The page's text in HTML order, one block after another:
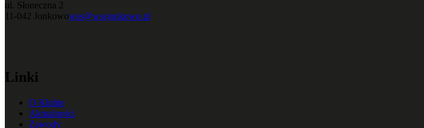
ul. Słoneczna 2
11-042 Jonkowowss@wssjonkowo.pl
Linki
O Klubie
Aktualności
Zawody